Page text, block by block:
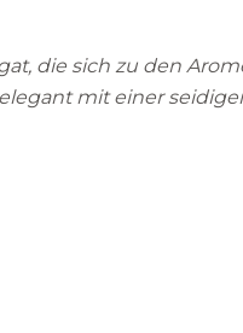
die sich zu den
mit einer